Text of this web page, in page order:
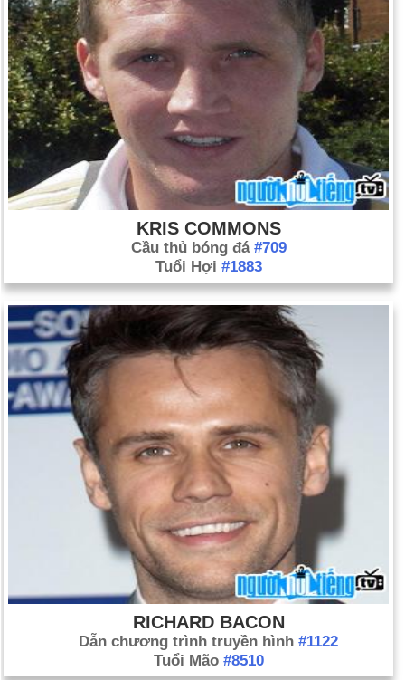
KRIS COMMONS
Cầu thủ bóng đá #709
Tuổi Hợi #1883
RICHARD BACON
Dẫn chương trình truyền hình #1122
Tuổi Mão #8510